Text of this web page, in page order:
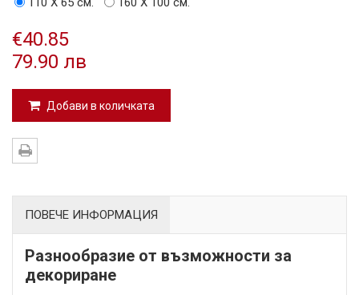
€40.85
79.90 лв
Добави в количката
ПОВЕЧЕ ИНФОРМАЦИЯ
Разнообразие от възможности за
декориране